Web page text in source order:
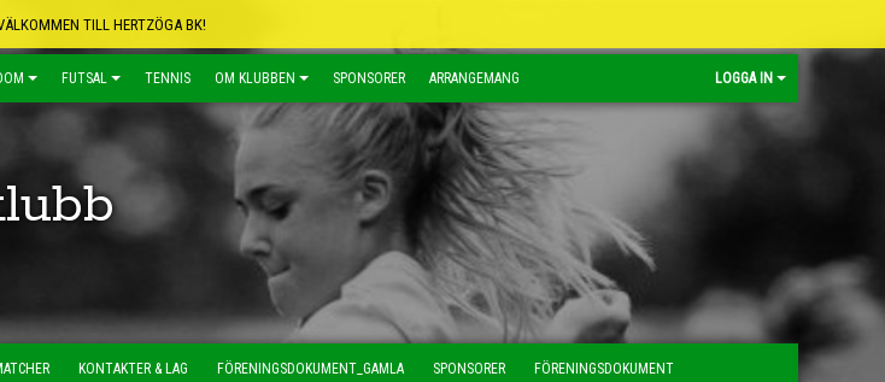
TILL HERTZÖGA BK!
FUTSAL TENNIS OM KLUBBEN SPONSORER ARRANGEMANG LOGGA IN
KONTAKTER & LAG FÖRENINGSDOKUMENT_GAMLA SPONSORER FÖRENINGSDOKUMENT